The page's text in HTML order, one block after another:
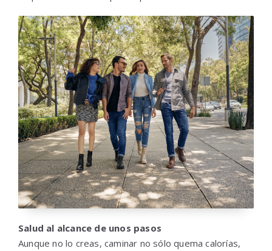
Salud al alcance de unos pasos
Aunque no lo creas, caminar no sólo quema calorías,